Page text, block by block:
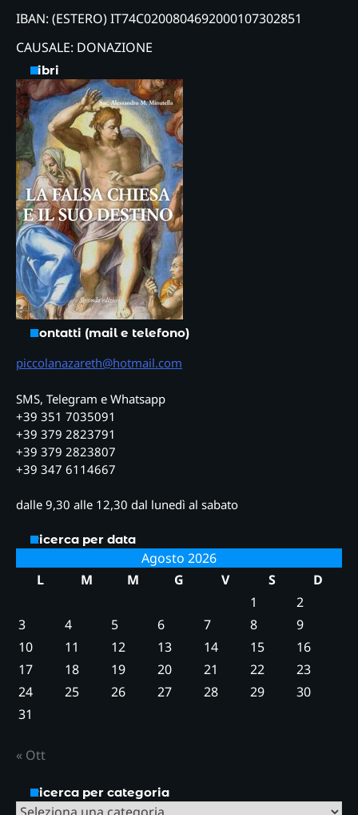
IBAN: (ESTERO) IT74C0200804692000107302851
CAUSALE: DONAZIONE
Libri
Contatti (mail e telefono)
piccolanazareth@hotmail.com
SMS, Telegram e Whatsapp
+39 351 7035091
+39 379 2823791
+39 379 2823807
+39 347 6114667
dalle 9,30 alle 12,30 dal lunedì al sabato
Ricerca per data
Agosto 2026
L
M M G V S
D
1
2
3
4 5 6 7 8
9
10
11 12 13 14 15
16
17
18 19 20 21 22
23
24
25 26 27 28 29
30
31
« Ott
Ricerca per categoria
Ricerca